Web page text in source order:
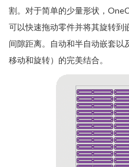
割。对于简单的少量形状，
可以快速拖动零件并将其旋转到
间隙距离。自动和半自动嵌套以
移动和旋转）的完美结合。